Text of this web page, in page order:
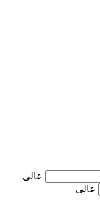
عالی
عالی